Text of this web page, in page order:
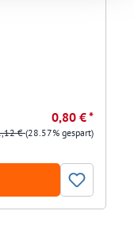
0,80 € *
€(28.57% gespart)